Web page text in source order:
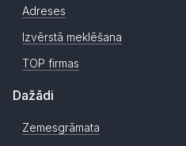
Adreses
Izvērstā meklēšana
TOP firmas
Dažādi
Zemesgrāmata